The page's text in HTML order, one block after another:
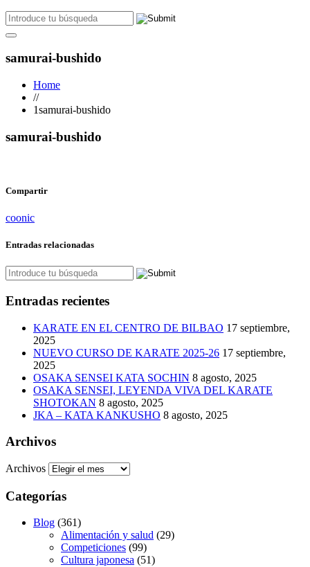
samurai-bushido
Home
//
1samurai-bushido
samurai-bushido
Compartir
coonic
Entradas relacionadas
Entradas recientes
KARATE EN EL CENTRO DE BILBAO 17 septiembre,
2025
NUEVO CURSO DE KARATE 2025-26 17 septiembre,
2025
OSAKA SENSEI KATA SOCHIN 8 agosto, 2025
OSAKA SENSEI, LEYENDA VIVA DEL KARATE
SHOTOKAN 8 agosto, 2025
JKA – KATA KANKUSHO 8 agosto, 2025
Archivos
Archivos
Categorías
Blog (361)
Alimentación y salud (29)
Competiciones (99)
Cultura japonesa (51)